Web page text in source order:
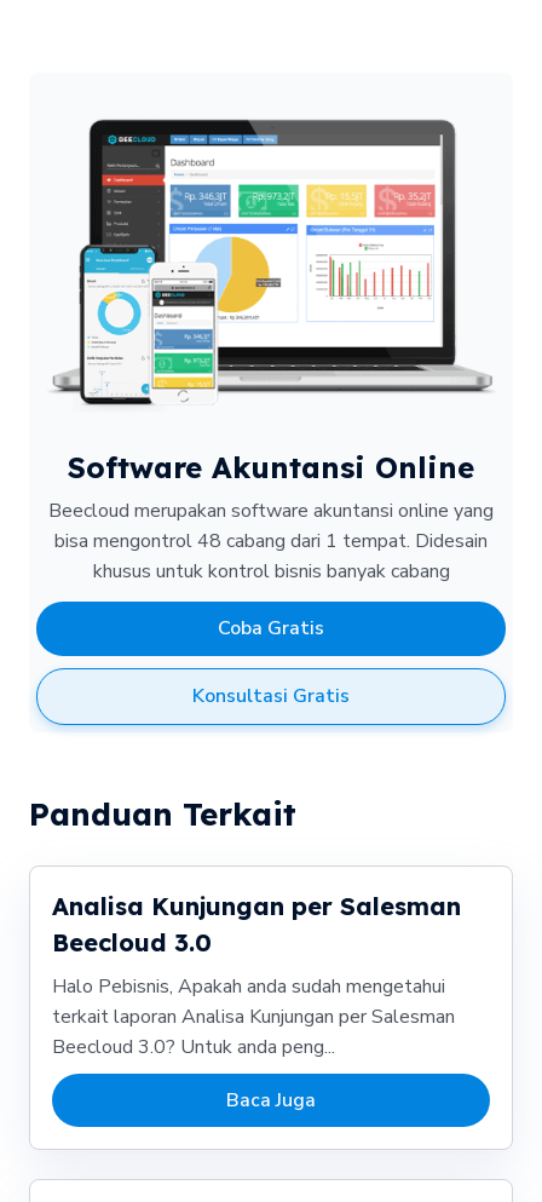
Software Akuntansi Online
Beecloud merupakan software akuntansi online yang
bisa mengontrol 48 cabang dari 1 tempat. Didesain
khusus untuk kontrol bisnis banyak cabang
Coba Gratis
Konsultasi Gratis
Panduan Terkait
Analisa Kunjungan per Salesman
Beecloud 3.0
Halo Pebisnis, Apakah anda sudah mengetahui
terkait laporan Analisa Kunjungan per Salesman
Beecloud 3.0? Untuk anda peng...
Baca Juga